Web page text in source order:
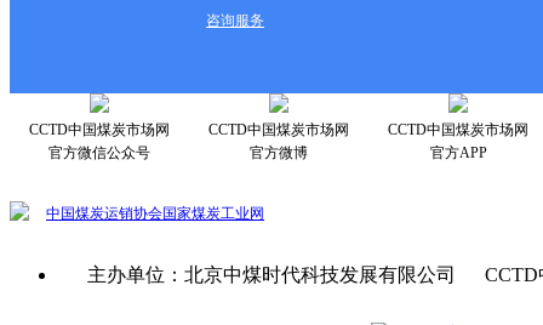
咨询服务
CCTD中国煤炭市场网
官方微信公众号
CCTD中国煤炭市场网
官方微博
CCTD中国煤炭市场网
官方APP
中国煤炭运销协会国家煤炭工业网
主办单位：北京中煤时代科技发展有限公司